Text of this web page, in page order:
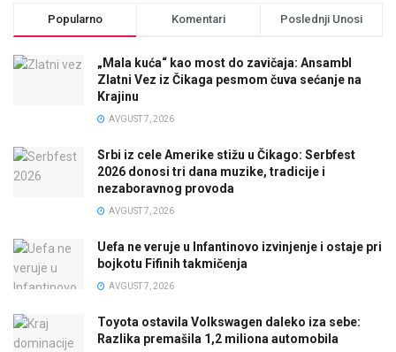
Popularno Komentari Poslednji Unosi
„Mala kuća“ kao most do zavičaja: Ansambl
Zlatni Vez iz Čikaga pesmom čuva sećanje na
Krajinu
AVGUST 7, 2026
Srbi iz cele Amerike stižu u Čikago: Serbfest
2026 donosi tri dana muzike, tradicije i
nezaboravnog provoda
AVGUST 7, 2026
Uefa ne veruje u Infantinovo izvinjenje i ostaje pri
bojkotu Fifinih takmičenja
AVGUST 7, 2026
Toyota ostavila Volkswagen daleko iza sebe:
Razlika premašila 1,2 miliona automobila